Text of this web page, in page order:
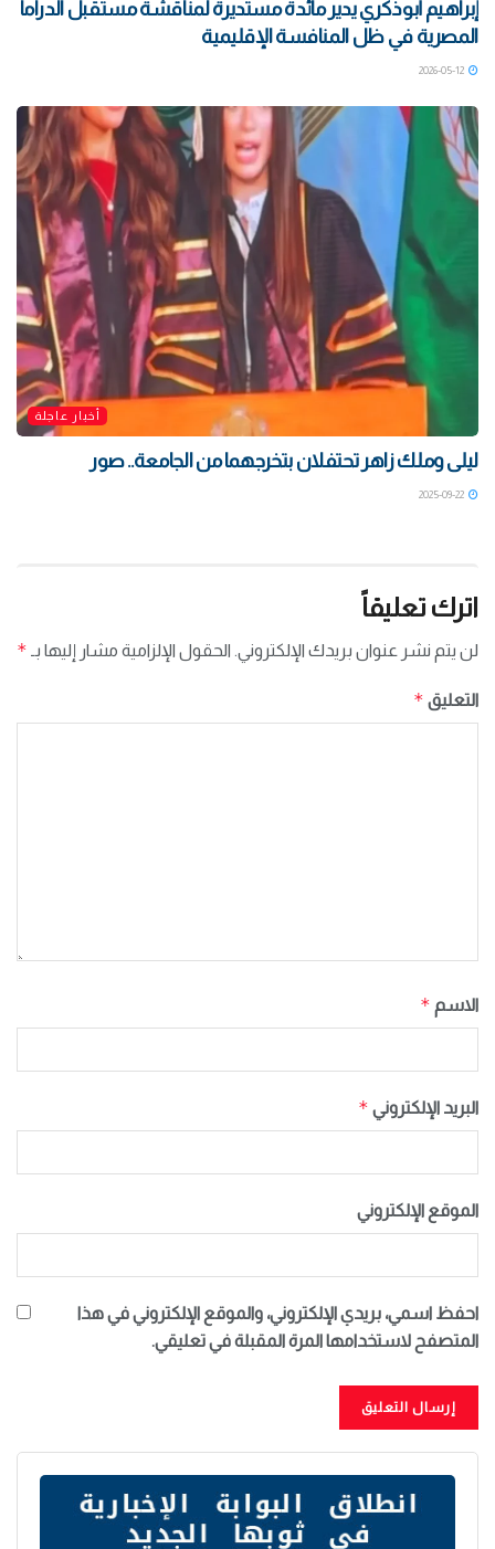
إبراهيم أبوذكري يدير مائدة مستديرة لمناقشة مستقبل الدراما
المصرية في ظل المنافسة الإقليمية
أخبار عاجلة
ليلى وملك زاهر تحتفلان بتخرجهما من الجامعة.. صور
اترك تعليقاً
لن يتم نشر عنوان بريدك الإلكتروني. الحقول الإلزامية مشار إليها بـ *
التعليق *
الاسم *
البريد الإلكتروني *
الموقع الإلكتروني
احفظ اسمي، بريدي الإلكتروني، والموقع الإلكتروني في هذا
المتصفح لاستخدامها المرة المقبلة في تعليقي.